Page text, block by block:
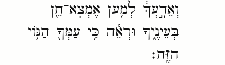
וְאֵדָ֣עֲךָ֔ לְמַ֥עַן אֶמְצָא־חֵ֖ן
בְּעֵינֶ֑יךָ וּרְאֵ֕ה כִּ֥י עַמְּךָ֖ הַגּ֥וֹי
הַזֶּֽה׃